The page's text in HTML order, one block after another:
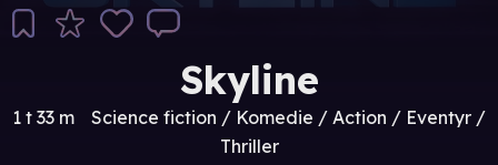
Skyline
1 t 33 m
Science fiction / Komedie / Action / Eventyr /
Thriller